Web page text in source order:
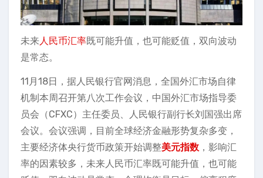
未来人民币汇率既可能升值，也可能贬值，双向波动
是常态。
11月18日，据人民银行官网消息，全国外汇市场自律
机制本周召开第八次工作会议，中国外汇市场指导委
员会（CFXC）主任委员、人民银行副行长刘国强出席
会议。会议强调，目前全球经济金融形势复杂多变，
主要经济体央行货币政策开始调整美元指数 ，影响汇
率的因素较多，未来人民币汇率既可能升值，也可能